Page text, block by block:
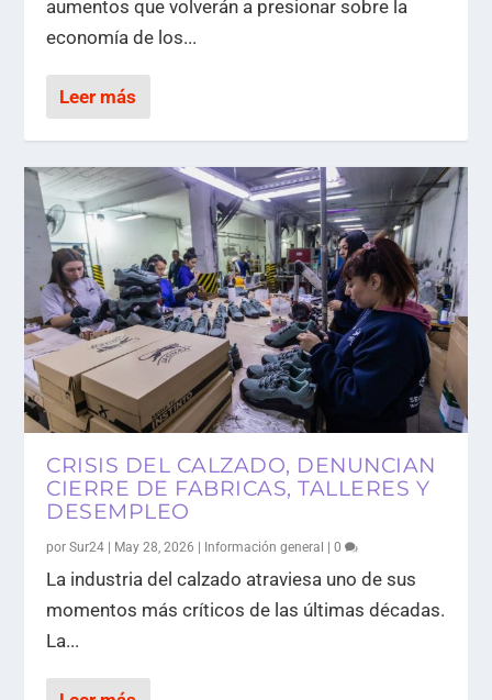
aumentos que volverán a presionar sobre la
economía de los...
Leer más
CRISIS DEL CALZADO, DENUNCIAN
CIERRE DE FABRICAS, TALLERES Y
DESEMPLEO
porSur24 | May 28, 2026 | Información general |0
La industria del calzado atraviesa uno de sus
momentos más críticos de las últimas décadas.
La...